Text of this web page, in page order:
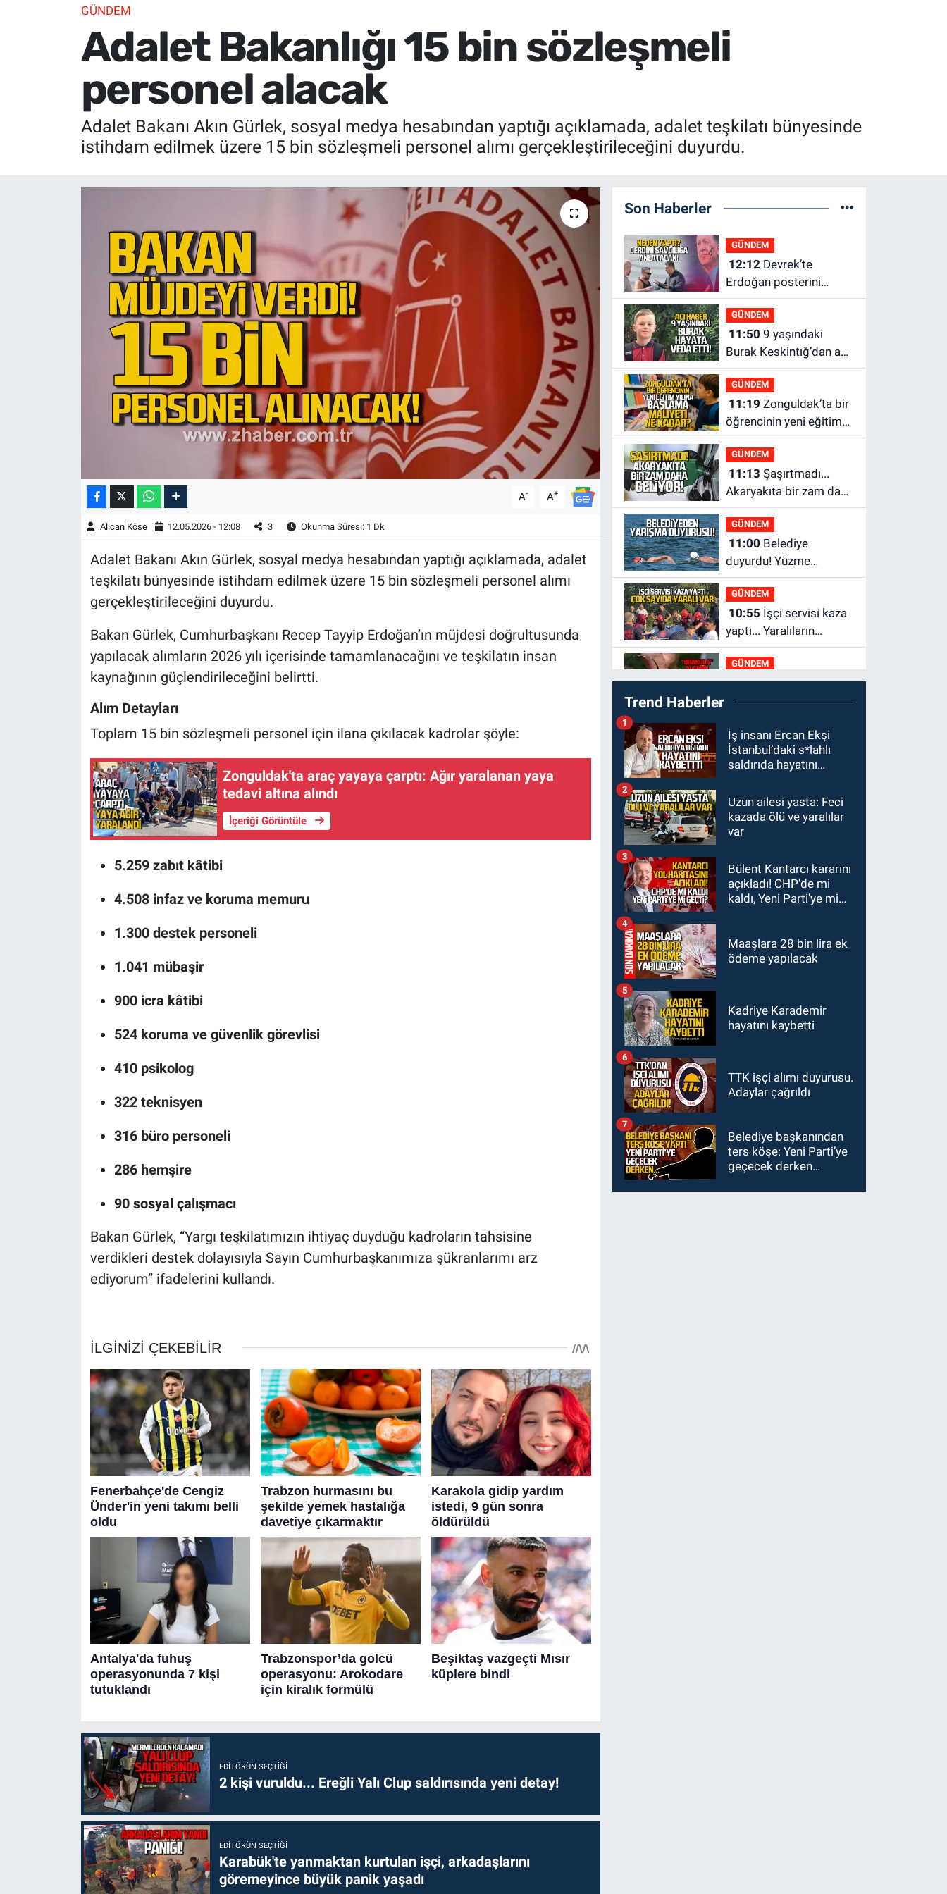
GÜNDEM
Adalet Bakanlığı 15 bin sözleşmeli
personel alacak
Adalet Bakanı Akın Gürlek, sosyal medya hesabından yaptığı açıklamada, adalet teşkilatı bünyesinde
istihdam edilmek üzere 15 bin sözleşmeli personel alımı gerçekleştirileceğini duyurdu.
A- A+
Alican Köse 12.05.2026 - 12:08 3 Okunma Süresi: 1 Dk
Adalet Bakanı Akın Gürlek, sosyal medya hesabından yaptığı açıklamada, adalet
teşkilatı bünyesinde istihdam edilmek üzere 15 bin sözleşmeli personel alımı
gerçekleştirileceğini duyurdu.
Bakan Gürlek, Cumhurbaşkanı Recep Tayyip Erdoğan’ın müjdesi doğrultusunda
yapılacak alımların 2026 yılı içerisinde tamamlanacağını ve teşkilatın insan
kaynağının güçlendirileceğini belirtti.
Alım Detayları
Toplam 15 bin sözleşmeli personel için ilana çıkılacak kadrolar şöyle:
Zonguldak'ta araç yayaya çarptı: Ağır yaralanan yaya
tedavi altına alındı
İçeriği Görüntüle
5.259 zabıt kâtibi
4.508 infaz ve koruma memuru
1.300 destek personeli
1.041 mübaşir
900 icra kâtibi
524 koruma ve güvenlik görevlisi
410 psikolog
322 teknisyen
316 büro personeli
286 hemşire
90 sosyal çalışmacı
Bakan Gürlek, “Yargı teşkilatımızın ihtiyaç duyduğu kadroların tahsisine
verdikleri destek dolayısıyla Sayın Cumhurbaşkanımıza şükranlarımı arz
ediyorum” ifadelerini kullandı.
EDITÖRÜN SEÇTIĞI
2 kişi vuruldu... Ereğli Yalı Clup saldırısında yeni detay!
EDITÖRÜN SEÇTIĞI
Karabük'te yanmaktan kurtulan işçi, arkadaşlarını
göremeyince büyük panik yaşadı
Son Haberler
GÜNDEM
12:12Devrek’te
Erdoğan posterini
indiren şahıs adliyeye
sevk edildi
GÜNDEM
11:50
Burak Keskintığ’dan acı
haber
GÜNDEM
11:19
öğrencinin yeni eğitim
yılına başlama maliyeti
ne kadar?
GÜNDEM
11:13
Akaryakıta bir zam daha
geliyor
GÜNDEM
11:00
duyurdu! Yüzme
yarışması ertelendi
GÜNDEM
10:55
yaptı... Yaralıların
durumu ağır
GÜNDEM
10:06“Drakula” alarmı!
Zonguldak, Bartın ve
GÜNDEM
09:52Karabük'te kaza
yaptılar: 7 yaralı
GÜNDEM
09:43Arkadaşlıklar &
Dostluklar
GÜNDEM
00:40Merve Kır
Müftüoğlu Anadolu’yu
yapılanmaları
şekillendiriyor
Trend Haberler
İş insanı Ercan Ekşi
İstanbul’daki s*lahlı
saldırıda hayatını
1
Uzun ailesi yasta: Feci
kazada ölü ve yaralılar
var
2
Bülent Kantarcı kararını
açıkladı! CHP'de mi
kaldı, Yeni Parti'ye mi
3
Maaşlara 28 bin lira ek
ödeme yapılacak
4
Kadriye Karademir
hayatını kaybetti
5
TTK işçi alımı duyurusu.
Adaylar çağrıldı
6
Belediye başkanından
ters köşe: Yeni Parti’ye
geçecek derken…
7